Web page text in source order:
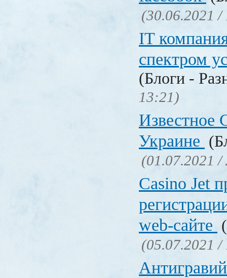
(30.06.2021 /
IT
спектром
(Блоги -
13:21)
Известное
Украине
(01.07.2021 /
Сasino Jet
web-сайте
(05.07.2021 /